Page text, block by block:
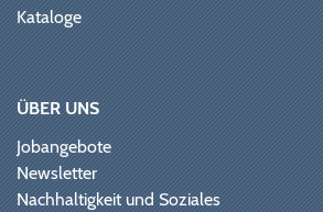
Kataloge
ÜBER UNS
Jobangebote
Newsletter
Nachhaltigkeit und Soziales